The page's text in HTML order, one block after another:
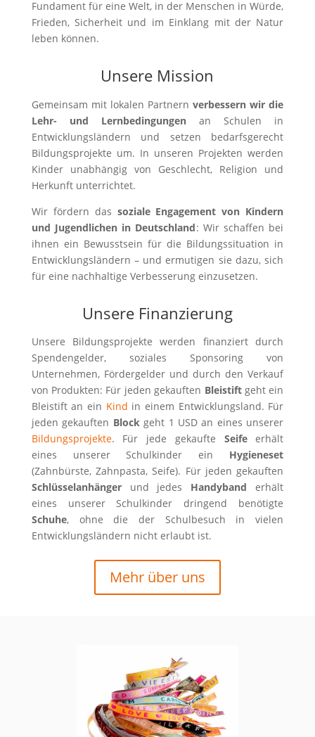
Fundament für eine Welt, in der Menschen in Würde,
Frieden, Sicherheit und im Einklang mit der Natur
leben können.
Unsere Mission
Gemeinsam mit lokalen Partnernverbessern wir die
Lehr- und Lernbedingungenan Schulen in
Entwicklungsländern und setzen bedarfsgerecht
Bildungsprojekte um. In unseren Projekten werden
Kinder unabhängig von Geschlecht, Religion und
Herkunft unterrichtet.
Wir fördern das soziale Engagement von Kindern
und Jugendlichen in Deutschland: Wir schaffen bei
ihnen ein Bewusstsein für die Bildungssituation in
Entwicklungsländern – und ermutigen sie dazu, sich
für eine nachhaltige Verbesserung einzusetzen.
Unsere Finanzierung
Unsere Bildungsprojekte werden finanziert durch
Spendengelder, soziales Sponsoring von
Unternehmen, Fördergelder und durch den Verkauf
von Produkten: Für jeden gekauften Bleistiftgeht ein
Bleistift an ein Kind in einem Entwicklungsland. Für
jeden gekauften Block geht 1 USD an eines unserer
Bildungsprojekte. Für jede gekaufte Seifeerhält
eines unserer Schulkinder ein Hygieneset
(Zahnbürste, Zahnpasta, Seife). Für jeden gekauften
Schlüsselanhängerund jedes Handyband erhält
eines unserer Schulkinder dringend benötigte
Schuhe, ohne die der Schulbesuch in vielen
Entwicklungsländern nicht erlaubt ist.
Mehr über uns